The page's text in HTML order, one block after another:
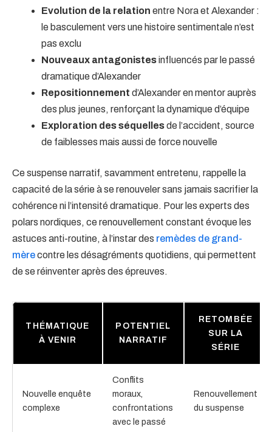
Evolution de la relation entre Nora et Alexander :
le basculement vers une histoire sentimentale n’est
pas exclu
Nouveaux antagonistesinfluencés par le passé
dramatique d’Alexander
Repositionnement d’Alexander en mentor auprès
des plus jeunes, renforçant la dynamique d’équipe
Exploration des séquellesde l’accident, source
de faiblesses mais aussi de force nouvelle
Ce suspense narratif, savamment entretenu, rappelle la
capacité de la série à se renouveler sans jamais sacrifier la
cohérence ni l’intensité dramatique. Pour les experts des
polars nordiques, ce renouvellement constant évoque les
astuces anti-routine, à l’instar des remèdes de grand-
mèrecontre les désagréments quotidiens, qui permettent
de se réinventer après des épreuves.
THÉMATIQUE
À VENIR
POTENTIEL
NARRATIF
RETOMBÉE
SUR LA
SÉRIE
Nouvelle enquête
complexe
Conflits
moraux,
confrontations
avec le passé
Renouvellement
du suspense